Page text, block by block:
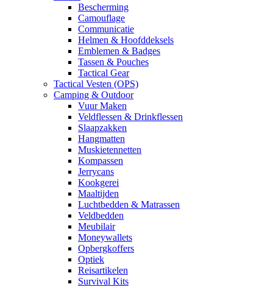
Bescherming
Camouflage
Communicatie
Helmen & Hoofddeksels
Emblemen & Badges
Tassen & Pouches
Tactical Gear
Tactical Vesten (OPS)
Camping & Outdoor
Vuur Maken
Veldflessen & Drinkflessen
Slaapzakken
Hangmatten
Muskietennetten
Kompassen
Jerrycans
Kookgerei
Maaltijden
Luchtbedden & Matrassen
Veldbedden
Meubilair
Moneywallets
Opbergkoffers
Optiek
Reisartikelen
Survival Kits